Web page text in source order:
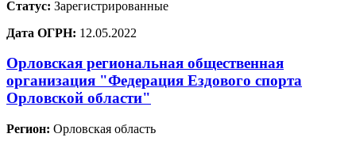
Статус: Зарегистрированные
Дата ОГРН: 12.05.2022
Орловская региональная общественная
организация "Федерация Ездового спорта
Орловской области"
Регион: Орловская область